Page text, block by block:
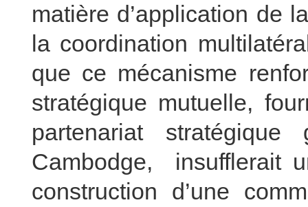
matière d’application de
la coordination
que ce mécanisme
stratégique mutuelle,
partenariat
Cambodge,
construction d’une